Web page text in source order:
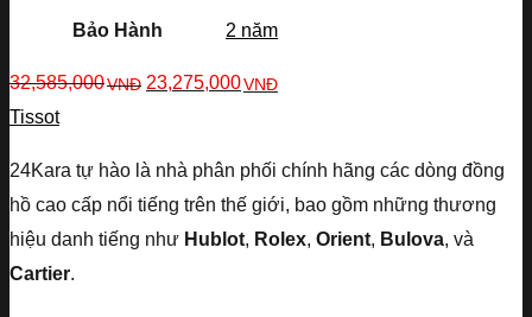
Bảo Hành 2 năm
32,585,000VNĐ 23,275,000VNĐ
Tissot
24Kara tự hào là nhà phân phối chính hãng các dòng đồng
hồ cao cấp nổi tiếng trên thế giới, bao gồm những thương
hiệu danh tiếng như Hublot, Rolex, Orient, Bulova, và
Cartier.